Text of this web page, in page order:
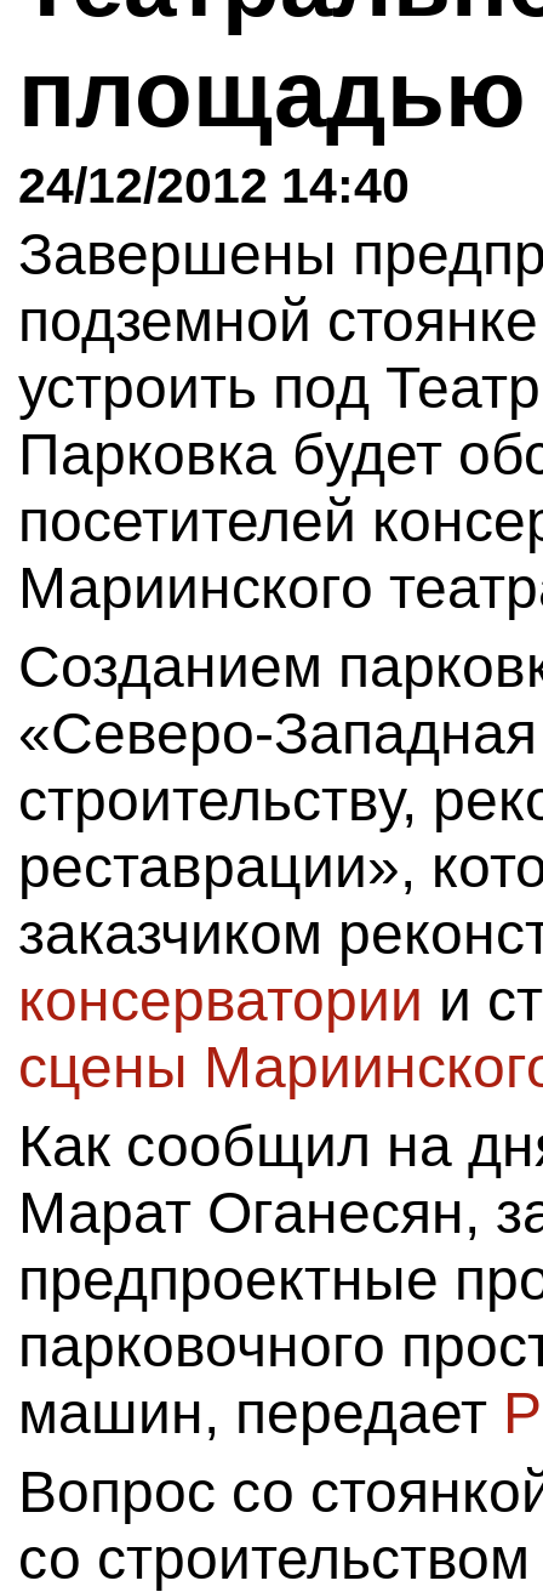
24/12/2012 14:40
Завершены
подземной
устроить под
Парковка будет
посетителей
Мариинского
Созданием
«Северо-
строительству,
реставрации»,
заказчиком
консерватории и
сцены
Как сообщил на
Марат Оганесян,
предпроектные
парковочного
машин, передает
Вопрос со
со